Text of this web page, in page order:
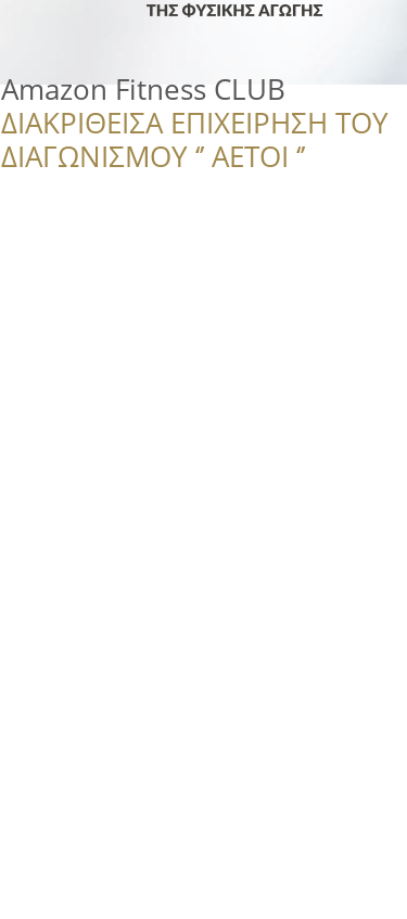
Amazon Fitness CLUB
ΔΙΑΚΡΙΘΕΙΣΑ ΕΠΙΧΕΙΡΗΣΗ ΤΟΥ
ΔΙΑΓΩΝΙΣΜΟΥ ‘’ ΑΕΤΟΙ ‘’